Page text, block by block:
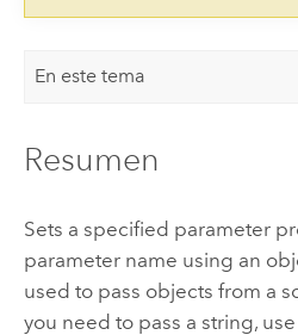
En este tema
Resumen
Sets a specified parameter
parameter name using an
used to pass objects from a
you need to pass a string,